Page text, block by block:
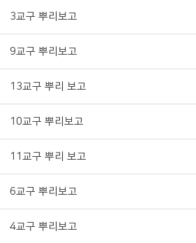
3교구 뿌리보고
9교구 뿌리보고
13교구 뿌리 보고
10교구 뿌리보고
11교구 뿌리 보고
6교구 뿌리보고
4교구 뿌리보고